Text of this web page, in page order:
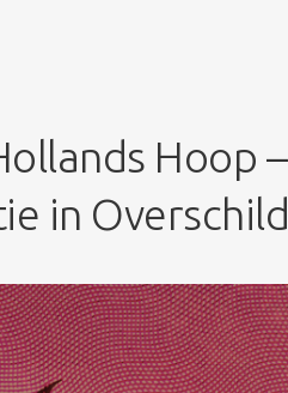
Hoop –
in Overschild